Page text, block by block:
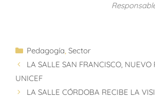
Pedagogía, Sector
LA SALLE SAN FRANCISCO, NUEVO
UNICEF
LA SALLE CÓRDOBA RECIBE LA